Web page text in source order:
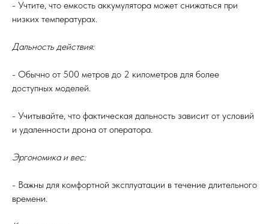
- Учтите, что емкость аккумулятора может снижаться при
низких температурах.
Дальность действия:
- Обычно от 500 метров до 2 километров для более
доступных моделей.
- Учитывайте, что фактическая дальность зависит от условий
и удаленности дрона от оператора.
Эргономика и вес:
- Важны для комфортной эксплуатации в течение длительного
времени.